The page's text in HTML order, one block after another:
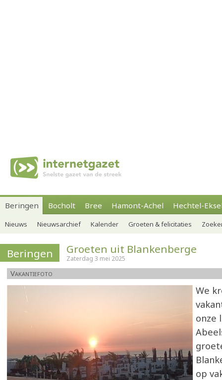
Beringen Bocholt Bree Hamont-Achel Hechtel-
Nieuws Nieuwsarchief Kalender Groeten & felicitaties
Beringen Groeten uit Blankenberge
Zaterdag 3 mei 2025
Vakantiefoto
We
onze
op